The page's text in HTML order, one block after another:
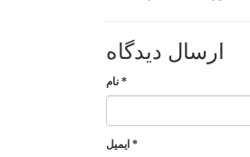
ارسال دیدگاه
*
*